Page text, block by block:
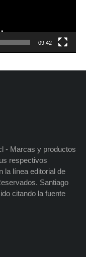
09:42
- Marcas y productos
respectivos
la línea editorial de
Santiago
citando la fuente